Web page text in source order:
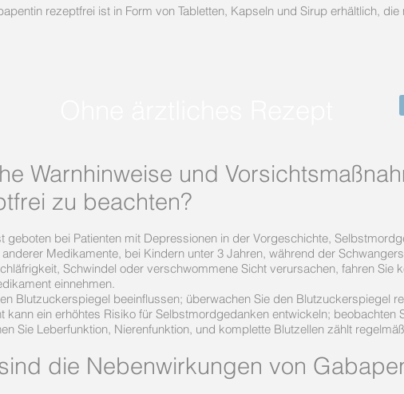
rezeptfrei ist in Form von Tabletten, Kapseln und Sirup erhältlich,
Warnhinweise und
zu beachten?
geboten bei Patienten mit Depressionen in der Vorgeschichte,
anderer Medikamente, bei Kindern unter 3 Jahren, während der
Schwindel oder verschwommene Sicht verursachen, fahren Sie
einnehmen.
Blutzuckerspiegel beeinflussen; überwachen Sie den Blutzuckerspiegel
kann ein erhöhtes Risiko für Selbstmordgedanken entwickeln; beobachten
Sie Leberfunktion, Nierenfunktion, und komplette Blutzellen zählt
die Nebenwirkungen von